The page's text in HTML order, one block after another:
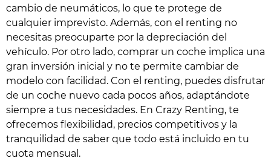
cambio de neumáticos, lo que te protege de
cualquier imprevisto. Además, con el renting no
necesitas preocuparte por la depreciación del
vehículo. Por otro lado, comprar un coche implica una
gran inversión inicial y no te permite cambiar de
modelo con facilidad. Con el renting, puedes disfrutar
de un coche nuevo cada pocos años, adaptándote
siempre a tus necesidades. En Crazy Renting, te
ofrecemos flexibilidad, precios competitivos y la
tranquilidad de saber que todo está incluido en tu
cuota mensual.